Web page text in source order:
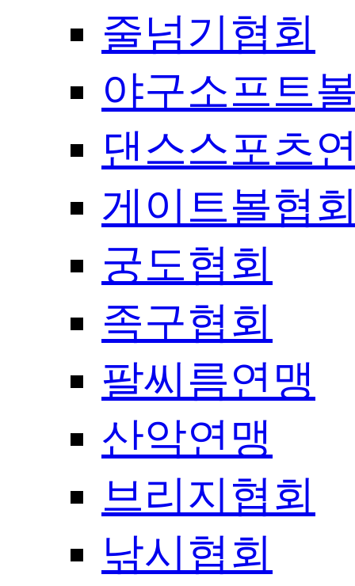
줄넘기협회
야구소프트
댄스스포츠
게이트볼협
궁도협회
족구협회
팔씨름연맹
산악연맹
브리지협회
낚시협회